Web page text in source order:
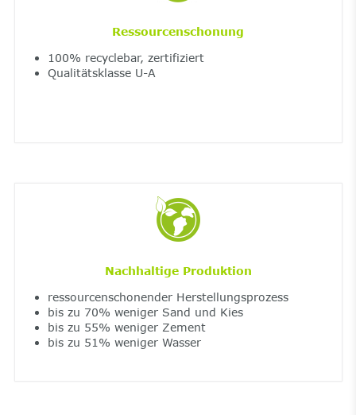
Ressourcenschonung
100% recyclebar, zertifiziert
Qualitätsklasse U-A
Nachhaltige Produktion
ressourcenschonender Herstellungsprozess
bis zu 70% weniger Sand und Kies
bis zu 55% weniger Zement
bis zu 51% weniger Wasser